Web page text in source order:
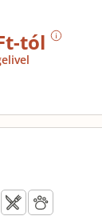
tól